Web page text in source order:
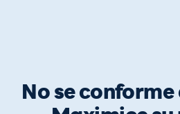
No se conforme